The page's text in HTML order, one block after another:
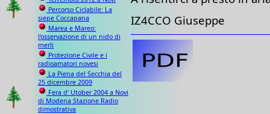
Percorso Ciclabile: La
siepe Coccapana
Marea e Mareo:
l'osservazione di un nido di
merli
Protezione Civile e i
radioamatori novesi
La Piena del Secchia del
25 dicembre 2009
Fera d' Utober 2004 a Novi
di Modena Stazione Radio
dimostrativa
IZ4CCO Giuseppe